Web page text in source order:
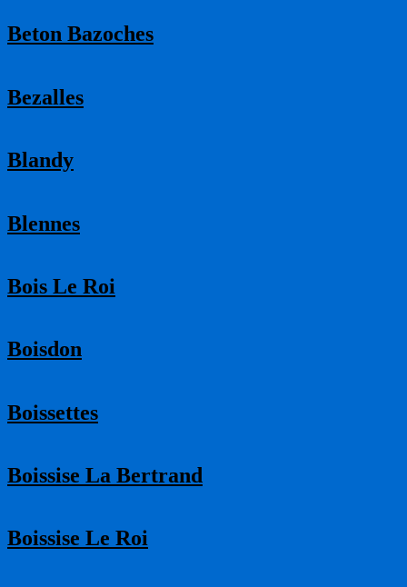
Beton Bazoches
Bezalles
Blandy
Blennes
Bois Le Roi
Boisdon
Boissettes
Boissise La Bertrand
Boissise Le Roi